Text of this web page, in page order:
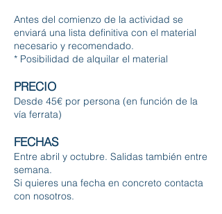
Antes del comienzo de la actividad se
enviará una lista definitiva con el material
necesario y recomendado.
* Posibilidad de alquilar el material
PRECIO
Desde 45€ por persona (en función de la
vía ferrata)
FECHAS
Entre abril y octubre. Salidas también entre
semana.
Si quieres una fecha en concreto contacta
con nosotros.